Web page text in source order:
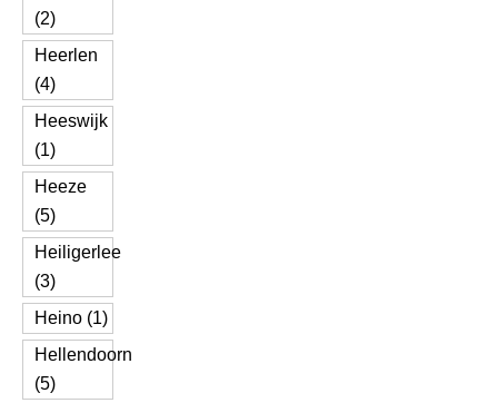
(2)
Heerlen
(4)
Heeswijk
(1)
Heeze
(5)
Heiligerlee
(3)
Heino (1)
Hellendoorn
(5)